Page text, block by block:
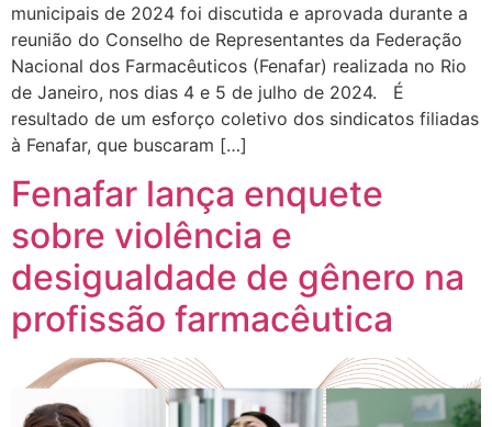
municipais de 2024 foi discutida e aprovada durante a
reunião do Conselho de Representantes da Federação
Nacional dos Farmacêuticos (Fenafar) realizada no Rio
de Janeiro, nos dias 4 e 5 de julho de 2024. É
resultado de um esforço coletivo dos sindicatos filiadas
à Fenafar, que buscaram […]
Fenafar lança enquete
sobre violência e
desigualdade de gênero na
profissão farmacêutica